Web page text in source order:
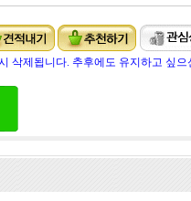
삭제됩니다. 추후에도 유지하고 싶으